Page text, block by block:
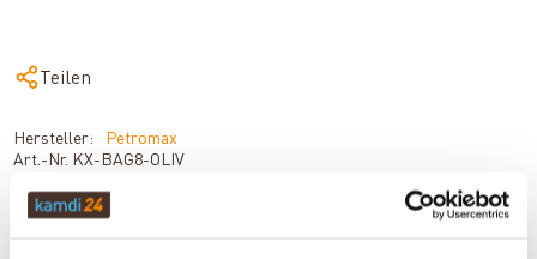
Teilen
Hersteller:
Petromax
Art.-Nr. KX-BAG8-OLIV